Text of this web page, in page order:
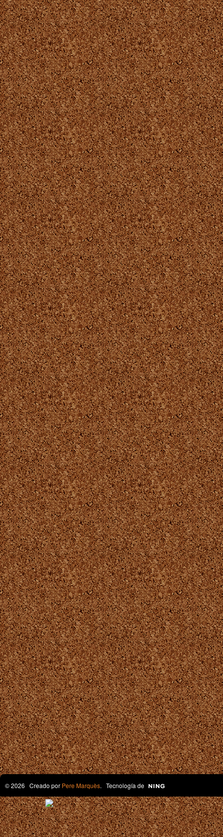
© 2026 Creado por Pere Marquès. Tecnología de